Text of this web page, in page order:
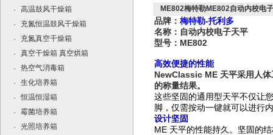
·
高温鼓风干燥箱
·
充氮恒温鼓风干燥箱
·
充氮真空干燥箱
·
真空干燥箱 真空烘箱
·
热空气消毒箱
·
生化培养箱
·
恒温恒湿箱
·
霉菌培养箱
·
光照培养箱
ME802梅特勒ME802自动内校电
品牌： 梅特勒-托利多
名称：自动内校电子天平
型号：ME802
高效便捷的性能
NewClassic ME 天平采用人
的称量结果。
这些坚固的通用型天平不仅让
脚，仅需按动一键就可以进行
设计坚固
ME 天平的性能持久。坚固的